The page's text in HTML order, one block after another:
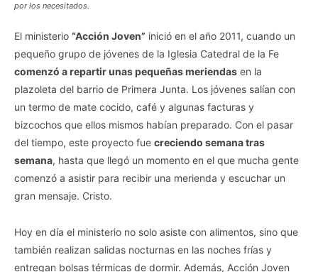
por los necesitados.
El ministerio “Acción Joven” inició en el año 2011, cuando un
pequeño grupo de jóvenes de la Iglesia Catedral de la Fe
comenzó a repartir unas pequeñas meriendas en la
plazoleta del barrio de Primera Junta. Los jóvenes salían con
un termo de mate cocido, café y algunas facturas y
bizcochos que ellos mismos habían preparado. Con el pasar
del tiempo, este proyecto fue creciendo semana tras
semana, hasta que llegó un momento en el que mucha gente
comenzó a asistir para recibir una merienda y escuchar un
gran mensaje. Cristo.
Hoy en día el ministerio no solo asiste con alimentos, sino que
también realizan salidas nocturnas en las noches frías y
entregan bolsas térmicas de dormir. Además, Acción Joven